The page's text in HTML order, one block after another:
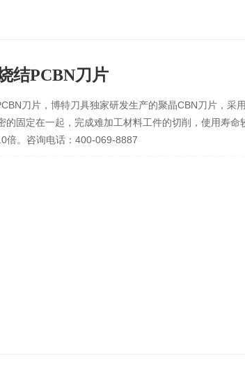
结PCBN刀片
刀片，博特刀具独家研发生产的聚晶CBN刀片，采
的固定在一起，完成难加工材料工件的切削，使用寿命
倍。咨询电话：400-069-8887